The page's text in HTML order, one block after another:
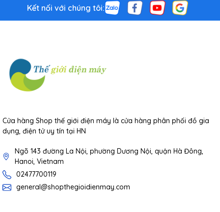
Kết nối với chúng tôi:
Cửa hàng Shop thế giới điện máy là cửa hàng phân phối đồ gia
dụng, điện tử uy tín tại HN
Ngõ 143 đường La Nội, phường Dương Nội, quận Hà Đông,
Hanoi, Vietnam
02477700119
general@shopthegioidienmay.com